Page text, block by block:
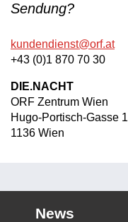
Sendung?
kundendienst@orf.at
+43 (0)1 870 70 30
DIE.NACHT
ORF Zentrum Wien
Hugo-Portisch-Gasse 1
1136 Wien
News